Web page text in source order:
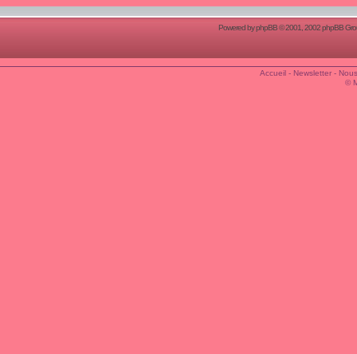
Powered byphpBB© 2001, 2002 phpBB
Accueil- Newsletter-
©